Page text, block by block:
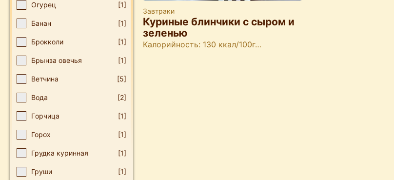
Οгурец [1]
Банан [1]
Брокколи [1]
Брынза овечья [1]
Ветчина [5]
Вода [2]
Гοрчица [1]
Горох [1]
Грудка куринная [1]
Груши [1]
Завтраки
Куриные блинчики с сыром и
зеленью
Калорийность: 130 ккал/100г…